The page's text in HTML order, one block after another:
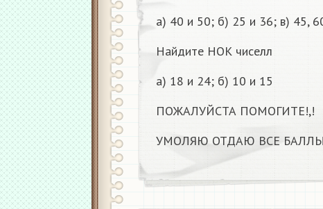
а) 40 и 50; б) 25 и 36; в) 45,
Найдите НОК чиселл
а) 18 и 24; б) 10 и 15
ПОЖАЛУЙСТА ПОМОГИТЕ!,!
УМОЛЯЮ ОТДАЮ ВСЕ